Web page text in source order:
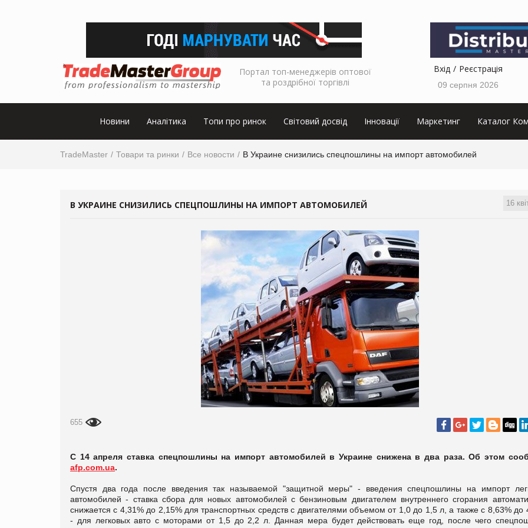
Портал топ-менеджерів оптової
та роздрібної торгівлі
Вхід Реєстрація
09 серпня 2026
Новини Аналітика Топи про ринок Світовий досвід Інновації Маркетинг Каталог
TradeMaster Товари та ринки Все новости В Украине снизились спецпошлины на импорт автомобилей
16
В УКРАИНЕ СНИЗИЛИСЬ СПЕЦПОШЛИНЫ НА ИМПОРТ АВТОМОБИЛЕЙ
655
С 14 апреля ставка спецпошлины на импорт автомобилей в Украине снижена в два раза. Об этом
afp.com.ua.
Спустя два года после введения так называемой "защитной меры" - введения спецпошлины на импорт
автомобилей - ставка сбора для новых автомобилей с бензиновым двигателем внутреннего сгорания
снижается с 4,31% до 2,15% для транспортных средств с двигателями объемом от 1,0 до 1,5 л, а также с 8,63% до
- для легковых авто с моторами от 1,5 до 2,2 л. Данная мера будет действовать еще год, после чего